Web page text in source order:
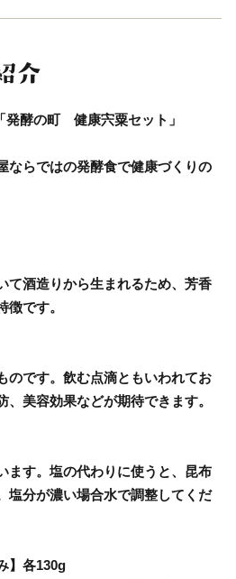
酵の町 健康宍粟セット」
ならではの発酵食で健康づくりの
て酒造りから生まれるため、芳香
です。
のです。飲む点滴ともいわれてお
、美容効果などが期待できます。
ます。塩の代わりに使うと、昆布
塩分が濃い場合水で調整してくだ
】各130g